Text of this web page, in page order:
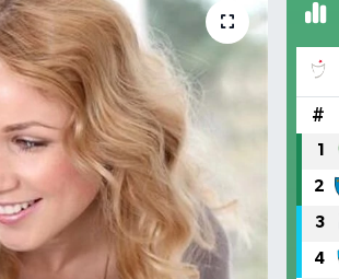
#
1
2
3
4